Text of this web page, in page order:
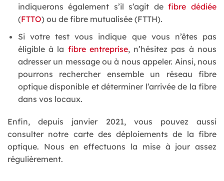
indiquerons également s’il s’agit defibre dédiée
(FTTO) ou de fibre mutualisée (FTTH).
Si votre test vous indique que vous n’êtes pas
éligible à la fibre entreprise, n’hésitez pas à nous
adresser un message ou à nous appeler. Ainsi, nous
pourrons rechercher ensemble un réseau fibre
optique disponible et déterminer l’arrivée de la fibre
dans vos locaux.
Enfin, depuis janvier 2021, vous pouvez aussi
consulter notre carte des déploiements de la fibre
optique. Nous en effectuons la mise à jour assez
régulièrement.